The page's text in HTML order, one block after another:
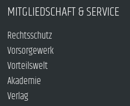
MITGLIEDSCHAFT & SERVICE
Rechtsschutz
Vorsorgewerk
Vorteilswelt
Akademie
Verlag